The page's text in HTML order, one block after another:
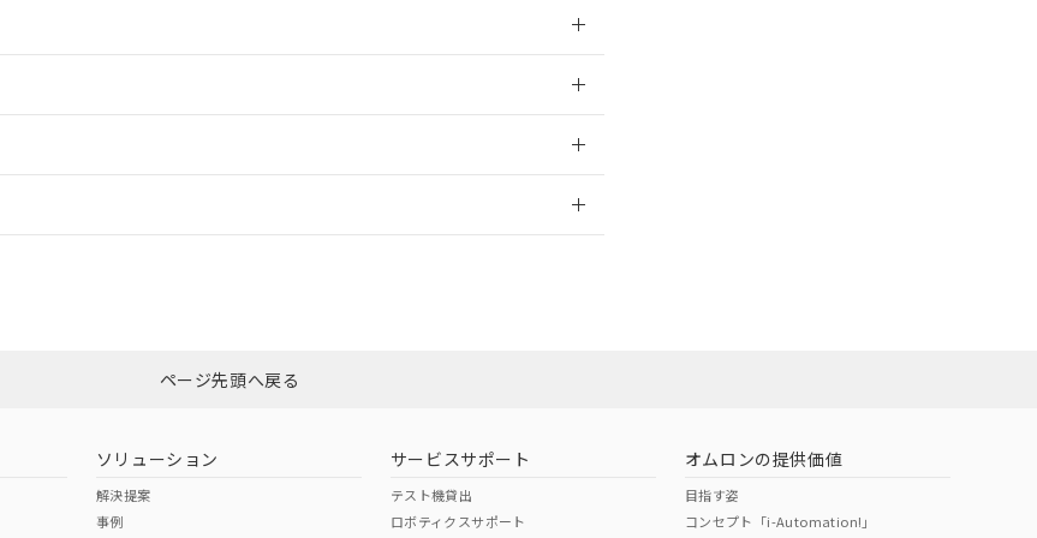
ダウンロードはこちら
（日本
（アメリカ
ページ先頭へ戻る
ソリューション
解決提案
事例
サービスサポート
テスト機貸出
ロボティクスサポート
オムロンの提供価値
目指す姿
コンセプト「i-Automation!」